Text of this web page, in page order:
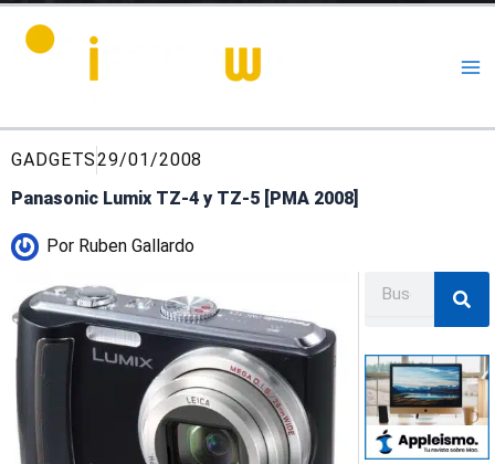
GADGETS29/01/2008
Panasonic Lumix TZ-4 y TZ-5 [PMA 2008]
Por Ruben Gallardo